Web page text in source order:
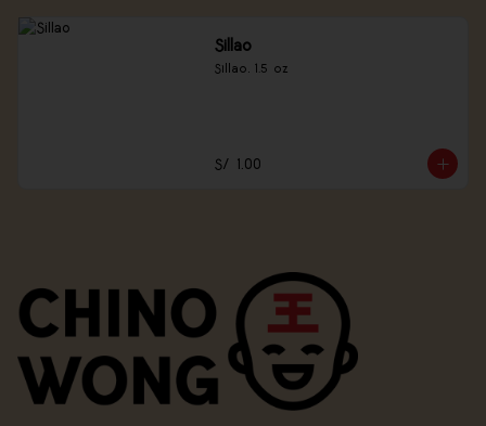
Sillao
Sillao, 1.5 oz
S/ 1.00